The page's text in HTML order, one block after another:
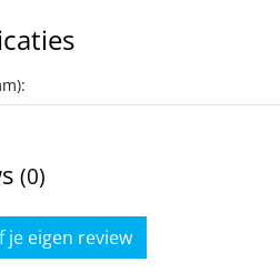
(0)
je eigen review